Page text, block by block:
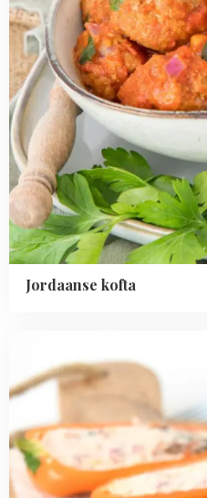
Jordaanse kofta
about
Gevulde
oranje
snoeppaprika's